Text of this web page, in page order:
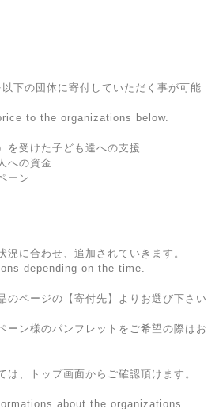
下の団体に寄付していただく事が可能
to the organizations below.
を受けた子ども達への支援
への資金
ーン
況に合わせ、追加されていきます。
depending on the time.
のページの【寄付先】よりお選び下さい
ーン様のパンフレットをご希望の際はお
は、トップ画面からご確認頂けます。
about the organizations